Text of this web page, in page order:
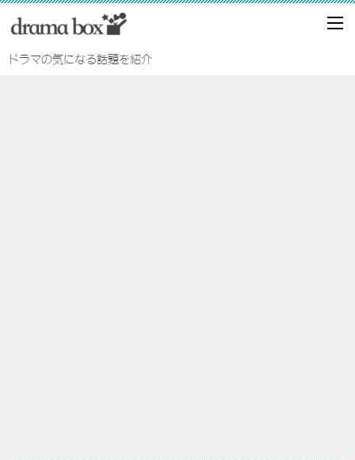
ドラマの気になる話題を紹介